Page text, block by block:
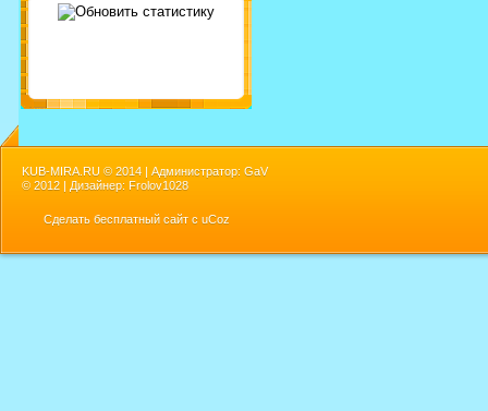
KUB-MIRA.RU © 2014 | Администратор: GaV
© 2012 | Дизайнер: Frolov1028
Сделать бесплатный сайт с uCoz